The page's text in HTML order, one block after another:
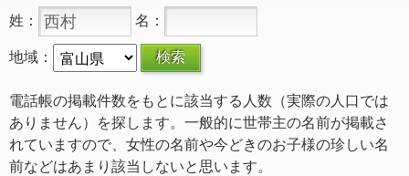
姓： 名：
地域：
電話帳の掲載件数をもとに該当する人数（実際の人口では
ありません）を探します。一般的に世帯主の名前が掲載さ
れていますので、女性の名前や今どきのお子様の珍しい名
前などはあまり該当しないと思います。